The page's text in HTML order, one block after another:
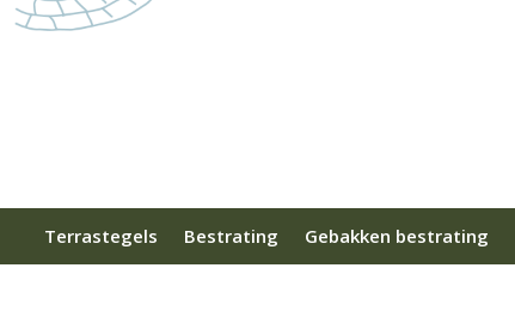
Terrastegels Bestrating Gebakken bestrating